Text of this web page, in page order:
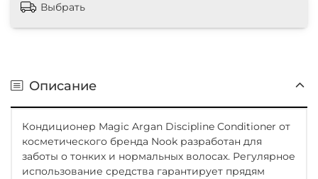
Выбрать
Описание
Кондиционер Magic Argan Discipline Conditioner от
косметического бренда Nook разработан для
заботы о тонких и нормальных волосах. Регулярное
использование средства гарантирует прядям